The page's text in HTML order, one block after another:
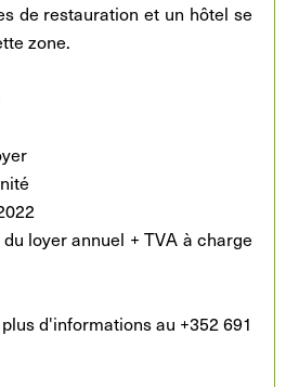
de restauration et un hôtel se
zone.
loyer annuel + TVA à charge
d'informations au +352 691